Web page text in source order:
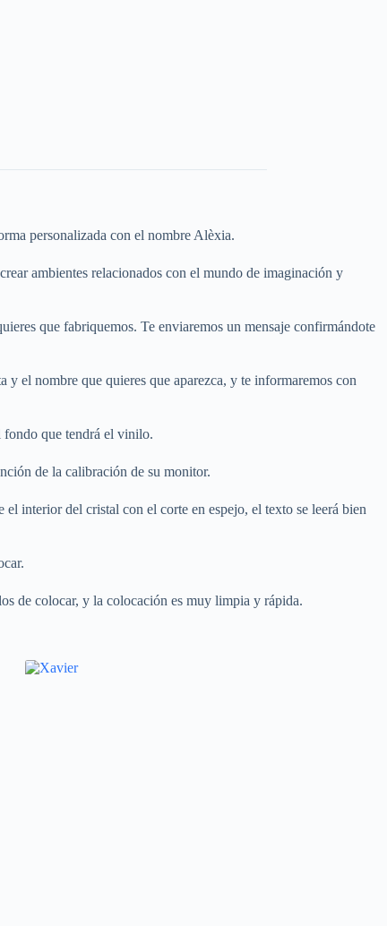
personalizada con el nombre Alèxia.
ambientes relacionados con el mundo de imaginación y
que fabriquemos. Te enviaremos un mensaje confirmándote
y el nombre que quieres que aparezca, y te informaremos con
fondo que tendrá el vinilo.
de la calibración de su monitor.
interior del cristal con el corte en espejo, el texto se leerá bien
de colocar, y la colocación es muy limpia y rápida.